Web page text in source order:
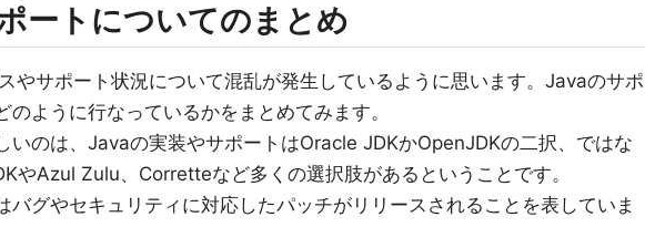
ートについてのまとめ
やサポート状況について混乱が発生しているように思います。Javaのサポ
のように行なっているかをまとめてみます。
いのは、Javaの実装やサポートはOracle JDKかOpenJDKの二択、ではな
やAzul Zulu、Corretteなど多くの選択肢があるということです。
バグやセキュリティに対応したパッチがリリースされることを表していま